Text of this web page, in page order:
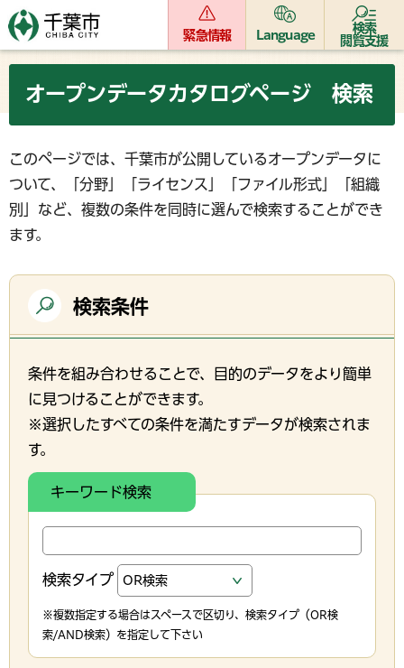
緊急情報 Language
検索
閲覧支援
オープンデータカタログページ 検索
このページでは、千葉市が公開しているオープンデータに
ついて、「分野」「ライセンス」「ファイル形式」「組織
別」など、複数の条件を同時に選んで検索することができ
ます。
検索条件
条件を組み合わせることで、目的のデータをより簡単
に見つけることができます。
※選択したすべての条件を満たすデータが検索されま
す。
キーワード検索
検索タイプ
※複数指定する場合はスペースで区切り、検索タイプ（OR検
索/AND検索）を指定して下さい